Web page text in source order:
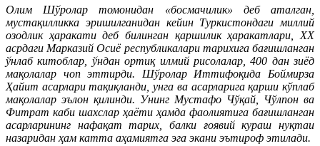
Олим Шўролар томонидан «босмачилик» деб аталган,
мустақилликка эришилганидан кейин Туркистондаги миллий
озодлик ҳаракати деб билинган қаршилик ҳаракатлари, ХХ
асрдаги Марказий Осиё республикалари тарихига бағишланган
ўнлаб китоблар, ўндан ортиқ илмий рисолалар, 400 дан зиёд
мақолалар чоп эттирди. Шўролар Иттифоқида Боймирза
Ҳайит асарлари тақиқланди, унга ва асарларига қарши кўплаб
мақолалар эълон қилинди. Унинг Мустафо Чўқай, Чўлпон ва
Фитрат каби шахслар ҳаёти ҳамда фаолиятига бағишланган
асарларининг нафақат тарих, балки ғоявий кураш нуқтаи
назаридан ҳам катта аҳамиятга эга экани эътироф этилади.